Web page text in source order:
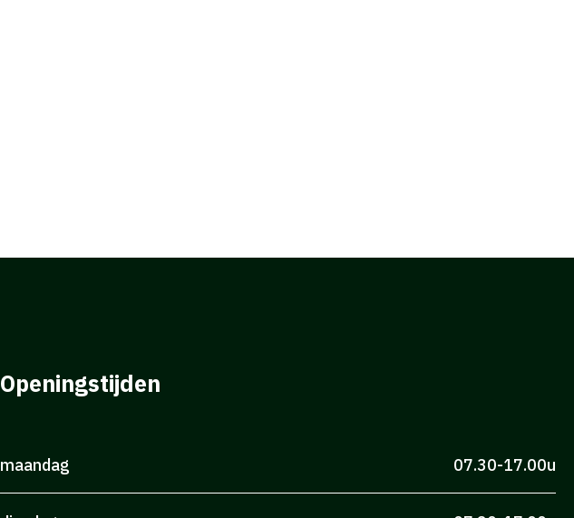
Openingstijden
maandag 07.30-17.00u